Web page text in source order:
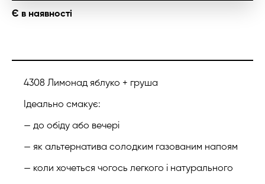
Є в наявності
4308 Лимонад яблуко + груша
Ідеально смакує:
— до обіду або вечері
— як альтернатива солодким газованим напоям
— коли хочеться чогось легкого і натурального